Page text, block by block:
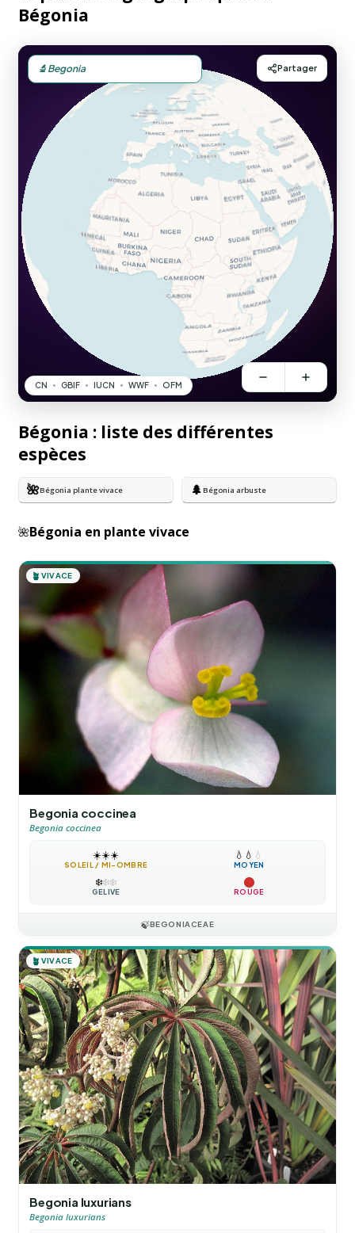
Bégonia
Bégonia : liste des différentes
espèces
🌺Bégonia plante vivace 🌲Bégonia arbuste
🌺Bégonia en plante vivace
🪴 VIVACE
Begonia coccinea
Begonia coccinea
☀️☀️☀️
SOLEIL / MI-OMBRE
💧 💧 💧
MOYEN
❄️❄️❄️
GÉLIVE ROUGE
🍃BEGONIACEAE
🪴 VIVACE
Begonia luxurians
Begonia luxurians